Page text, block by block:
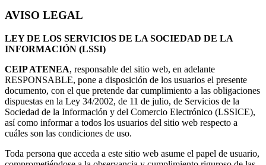
AVISO LEGAL
LEY DE LOS SERVICIOS DE LA SOCIEDAD DE LA
INFORMACIÓN (LSSI)
CEIP ATENEA, responsable del sitio web, en adelante
RESPONSABLE, pone a disposición de los usuarios el presente
documento, con el que pretende dar cumplimiento a las obligaciones
dispuestas en la Ley 34/2002, de 11 de julio, de Servicios de la
Sociedad de la Información y del Comercio Electrónico (LSSICE),
así como informar a todos los usuarios del sitio web respecto a
cuáles son las condiciones de uso.
Toda persona que acceda a este sitio web asume el papel de usuario,